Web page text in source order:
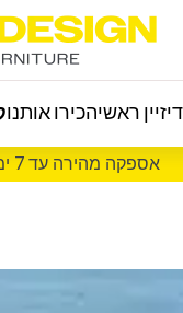
ראשיהכירו אותנו
אספקה מהירה עד 7 ימי עסקים. ואולי הרבה לפני...